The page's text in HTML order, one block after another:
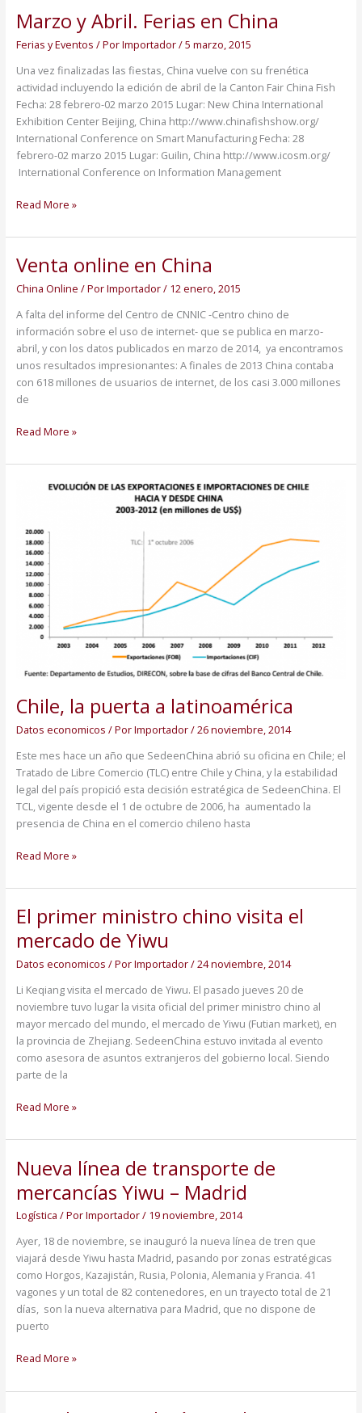
Marzo y Abril. Ferias en China
Ferias y Eventos / PorImportador/5 marzo, 2015
Una vez finalizadas las fiestas, China vuelve con su frenética
actividad incluyendo la edición de abril de la Canton Fair China Fish
Fecha: 28 febrero-02 marzo 2015 Lugar: New China International
Exhibition Center Beijing, China http://www.chinafishshow.org/
International Conference on Smart Manufacturing Fecha: 28
febrero-02 marzo 2015 Lugar: Guilin, China http://www.icosm.org/
International Conference on Information Management
Marzo
y
Abril.
Ferias
en
China
Read More »
Venta online en China
China Online / PorImportador/ 12 enero, 2015
A falta del informe del Centro de CNNIC -Centro chino de
información sobre el uso de internet- que se publica en marzo-
abril, y con los datos publicados en marzo de 2014, ya encontramos
unos resultados impresionantes: A finales de 2013 China contaba
con 618 millones de usuarios de internet, de los casi 3.000 millones
de
Venta
online
en
China
Read More »
Chile, la puerta a latinoamérica
Datos economicos / PorImportador/26 noviembre, 2014
Este mes hace un año que SedeenChina abrió su oficina en Chile; el
Tratado de Libre Comercio (TLC) entre Chile y China, y la estabilidad
legal del país propició esta decisión estratégica de SedeenChina. El
TCL, vigente desde el 1 de octubre de 2006, ha aumentado la
presencia de China en el comercio chileno hasta
latinoamérica
Read More »
El primer ministro chino visita el
mercado de Yiwu
Datos economicos / PorImportador/24 noviembre, 2014
Li Keqiang visita el mercado de Yiwu. El pasado jueves 20 de
noviembre tuvo lugar la visita oficial del primer ministro chino al
mayor mercado del mundo, el mercado de Yiwu (Futian market), en
la provincia de Zhejiang. SedeenChina estuvo invitada al evento
como asesora de asuntos extranjeros del gobierno local. Siendo
parte de la
El
primer
ministro
chino
el
mercado
de
Yiwu
Read More »
Nueva línea de transporte de
mercancías Yiwu – Madrid
Logística / PorImportador/ 19 noviembre, 2014
Ayer, 18 de noviembre, se inauguró la nueva línea de tren que
viajará desde Yiwu hasta Madrid, pasando por zonas estratégicas
como Horgos, Kazajistán, Rusia, Polonia, Alemania y Francia. 41
vagones y un total de 82 contenedores, en un trayecto total de 21
días, son la nueva alternativa para Madrid, que no dispone de
puerto
Nueva
línea
de
transporte
mercancías
Yiwu
–
Madrid
Read More »